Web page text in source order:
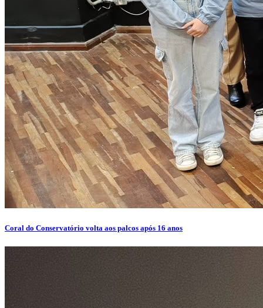
Coral do Conservatório volta aos palcos após 16 anos